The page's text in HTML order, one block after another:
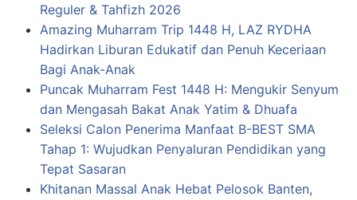
Reguler & Tahfizh 2026
Amazing Muharram Trip 1448 H, LAZ RYDHA
Hadirkan Liburan Edukatif dan Penuh Keceriaan
Bagi Anak-Anak
Puncak Muharram Fest 1448 H: Mengukir Senyum
dan Mengasah Bakat Anak Yatim & Dhuafa
Seleksi Calon Penerima Manfaat B-BEST SMA
Tahap 1: Wujudkan Penyaluran Pendidikan yang
Tepat Sasaran
Khitanan Massal Anak Hebat Pelosok Banten,